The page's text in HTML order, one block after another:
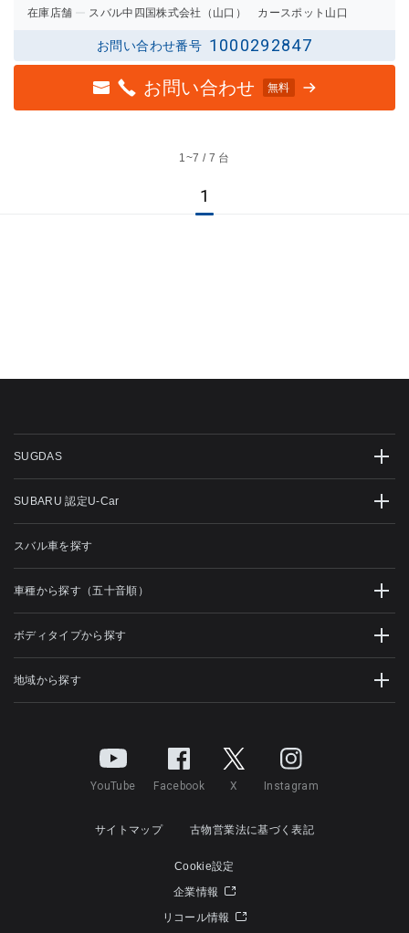
在庫店舗 スバル中四国株式会社（山口） カースポット山口
お問い合わせ番号 1000292847
お問い合わせ 無料
1~7 / 7 台
1
SUGDAS
SUBARU 認定U-Car
スバル車を探す
車種から探す（五十音順）
ボディタイプから探す
地域から探す
YouTube Facebook X Instagram
サイトマップ 古物営業法に基づく表記
Cookie設定
企業情報
リコール情報